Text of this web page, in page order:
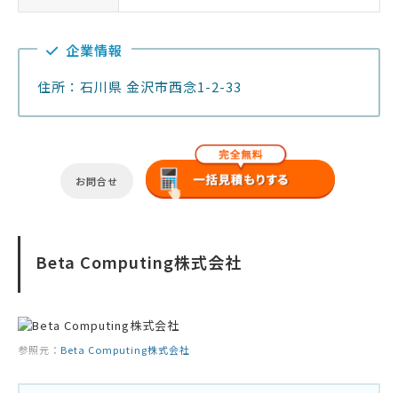
企業情報
住所：石川県 金沢市西念1-2-33
お問合せ
Beta Computing株式会社
参照元： Beta Computing株式会社